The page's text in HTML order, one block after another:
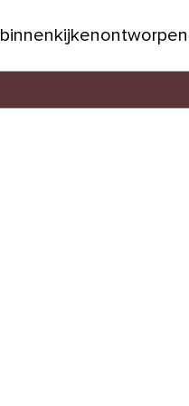
binnenkijken